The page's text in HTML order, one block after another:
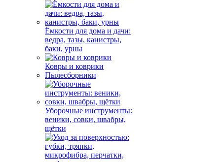
Ёмкости для дома и дачи:
ведра, тазы, канистры,
баки, урны
Ковры и коврики
Пылесборники
Уборочные инструменты:
веники, совки, швабры,
щётки